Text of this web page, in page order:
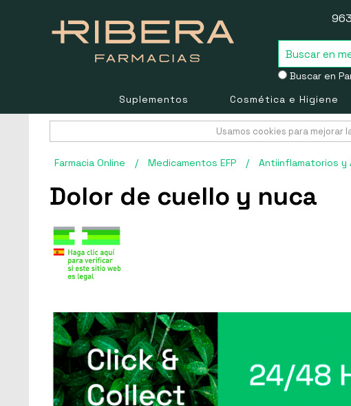
Buscar en
Suplementos Cosmética e Higiene
Usamos cookies para mejorar
Farmacia Online / Medicamentos EFP / Antiinflamatorios y
Dolor de cuello y nuca